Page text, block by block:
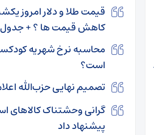
کاهش قیمت ها ؟ + جدول
محاسبه نرخ شهریه
است؟
تصمیم نهایی حزب‌الله
گرانی وحشتناک کالاهای
پیشنهاد داد